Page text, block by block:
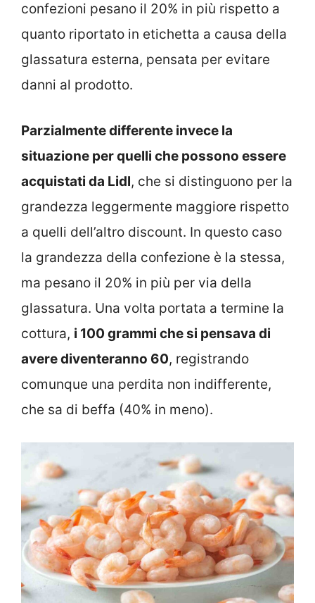
confezioni pesano il 20% in più rispetto a
quanto riportato in etichetta a causa della
glassatura esterna, pensata per evitare
danni al prodotto.
Parzialmente differente invece la
situazione per quelli che possono essere
acquistati da Lidl, che si distinguono per la
grandezza leggermente maggiore rispetto
a quelli dell’altro discount. In questo caso
la grandezza della confezione è la stessa,
ma pesano il 20% in più per via della
glassatura. Una volta portata a termine la
cottura, i 100 grammi che si pensava di
avere diventeranno 60, registrando
comunque una perdita non indifferente,
che sa di beffa (40% in meno).